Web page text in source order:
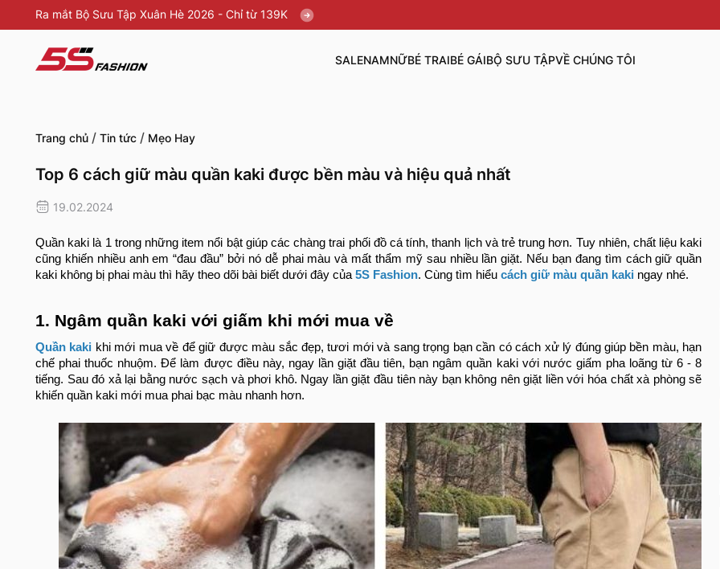
Ra mắt Bộ Sưu Tập Xuân Hè 2026 - Chỉ từ 139K
SALENAMNỮBÉ TRAIBÉ GÁIBỘ SƯU TẬPVỀ CHÚNG TÔI
Trang chủ / Tin tức / Mẹo Hay
Top 6 cách giữ màu quần kaki được bền màu và hiệu quả nhất
19.02.2024
Quần kaki là 1 trong những item nổi bật giúp các chàng trai phối đồ cá tính, thanh lịch và trẻ trung hơn. Tuy nhiên, chất liệu kaki
cũng khiến nhiều anh em “đau đầu” bởi nó dễ phai màu và mất thẩm mỹ sau nhiều lần giặt. Nếu bạn đang tìm cách giữ quần
kaki không bị phai màu thì hãy theo dõi bài biết dưới đây của5S Fashion. Cùng tìm hiểu cách giữ màu quần kaki ngay nhé.
1. Ngâm quần kaki với giấm khi mới mua về
Quần kaki khi mới mua về để giữ được màu sắc đẹp, tươi mới và sang trọng bạn cần có cách xử lý đúng giúp bền màu, hạn
chế phai thuốc nhuộm. Để làm được điều này, ngay lần giặt đầu tiên, bạn ngâm quần kaki với nước giấm pha loãng từ 6 - 8
tiếng. Sau đó xả lại bằng nước sạch và phơi khô. Ngay lần giặt đầu tiên này bạn không nên giặt liền với hóa chất xà phòng sẽ
khiến quần kaki mới mua phai bạc màu nhanh hơn.